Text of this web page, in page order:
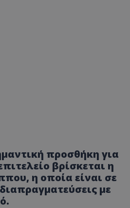
προσθήκη για
βρίσκεται η
η οποία είναι σε
με